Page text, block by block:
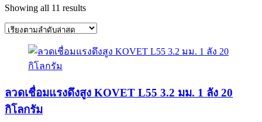
Showing all 11 resultsSorted
latest
ลวดเชื่อมแรงดึงสูง KOVET L55 3.2 มม. 1 ลัง 20
กิโลกรัม